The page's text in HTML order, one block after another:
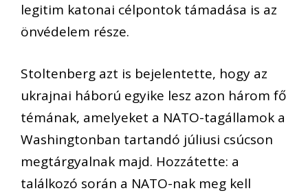
legitim katonai célpontok támadása is az
önvédelem része.
Stoltenberg azt is bejelentette, hogy az
ukrajnai háború egyike lesz azon három fő
témának, amelyeket a NATO-tagállamok a
Washingtonban tartandó júliusi csúcson
megtárgyalnak majd. Hozzátette: a
találkozó során a NATO-nak meg kell